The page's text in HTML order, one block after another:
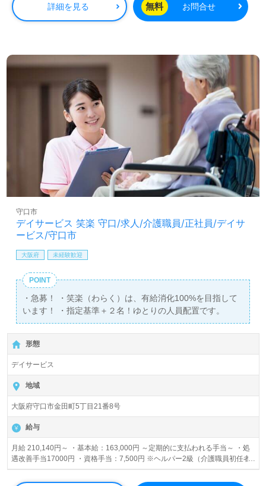
詳細を見る 無料 お問合せ
デイサービス 笑楽 守口/求人/介護職員/正社員/デイサ
ービス/守口市
守口市
大阪府 未経験歓迎
POINT
・急募！ ・笑楽（わらく）は、有給消化100%を目指して
います！ ・指定基準＋２名！ゆとりの人員配置です。
形態
デイサービス
地域
大阪府守口市金田町5丁目21番8号
給与
月給 210,140円～ ・基本給：163,000円 ～定期的に支払われる手当～ ・処
遇改善手当17000円 ・資格手当：7,500円 ※ヘルパー2級（介護職員初任者
研修修了者）の場合 ・送迎手当：10,000円 ・地域手当：1,500円 ・職務手
当：14,140円(時間外手当分含む） ・日祝手当：700円/日 ※資格・職能手当